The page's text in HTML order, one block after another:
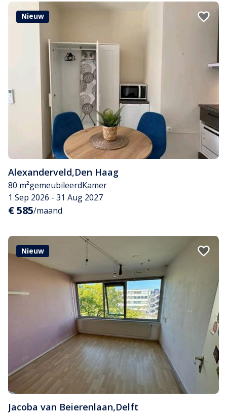
Nieuw
Alexanderveld,Den Haag
80 m²gemeubileerdKamer
1 Sep 2026 - 31 Aug 2027
€ 585/maand
Nieuw
Jacoba van Beierenlaan,Delft